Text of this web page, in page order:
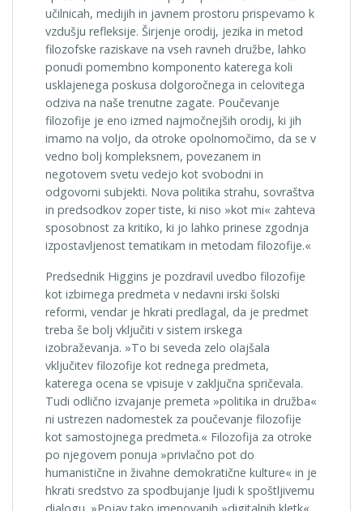
učilnicah, medijih in javnem prostoru prispevamo k
vzdušju refleksije. Širjenje orodij, jezika in metod
filozofske raziskave na vseh ravneh družbe, lahko
ponudi pomembno komponento katerega koli
usklajenega poskusa dolgoročnega in celovitega
odziva na naše trenutne zagate. Poučevanje
filozofije je eno izmed najmočnejših orodij, ki jih
imamo na voljo, da otroke opolnomočimo, da se v
vedno bolj kompleksnem, povezanem in
negotovem svetu vedejo kot svobodni in
odgovorni subjekti. Nova politika strahu, sovraštva
in predsodkov zoper tiste, ki niso »kot mi« zahteva
sposobnost za kritiko, ki jo lahko prinese zgodnja
izpostavljenost tematikam in metodam filozofije.«
Predsednik Higgins je pozdravil uvedbo filozofije
kot izbirnega predmeta v nedavni irski šolski
reformi, vendar je hkrati predlagal, da je predmet
treba še bolj vključiti v sistem irskega
izobraževanja. »To bi seveda zelo olajšala
vključitev filozofije kot rednega predmeta,
katerega ocena se vpisuje v zaključna spričevala.
Tudi odlično izvajanje premeta »politika in družba«
ni ustrezen nadomestek za poučevanje filozofije
kot samostojnega predmeta.« Filozofija za otroke
po njegovem ponuja »privlačno pot do
humanistične in živahne demokratične kulture« in je
hkrati sredstvo za spodbujanje ljudi k spoštljivemu